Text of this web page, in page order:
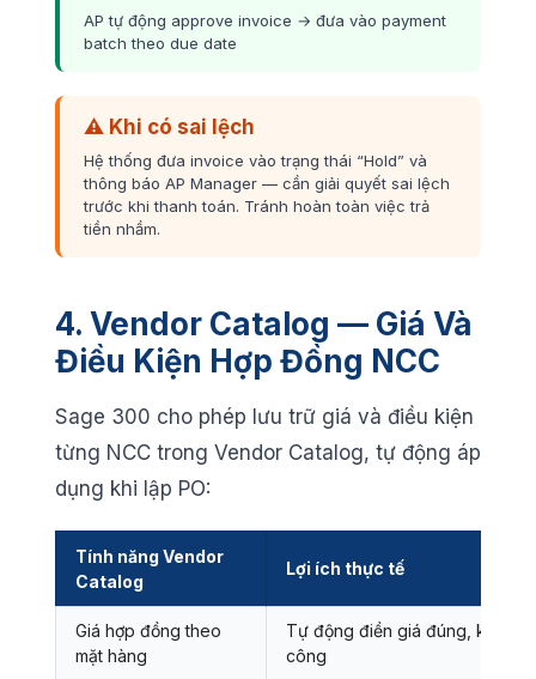
AP tự động approve invoice → đưa vào payment
batch theo due date
⚠️ Khi có sai lệch
Hệ thống đưa invoice vào trạng thái “Hold” và
thông báo AP Manager — cần giải quyết sai lệch
trước khi thanh toán. Tránh hoàn toàn việc trả
tiền nhầm.
4. Vendor Catalog — Giá Và
Điều Kiện Hợp Đồng NCC
Sage 300 cho phép lưu trữ giá và điều kiện
từng NCC trong Vendor Catalog, tự động áp
dụng khi lập PO:
Tính năng Vendor
Catalog
Lợi ích thực tế
Giá hợp đồng theo
mặt hàng
Tự động điền giá đúng, không
công